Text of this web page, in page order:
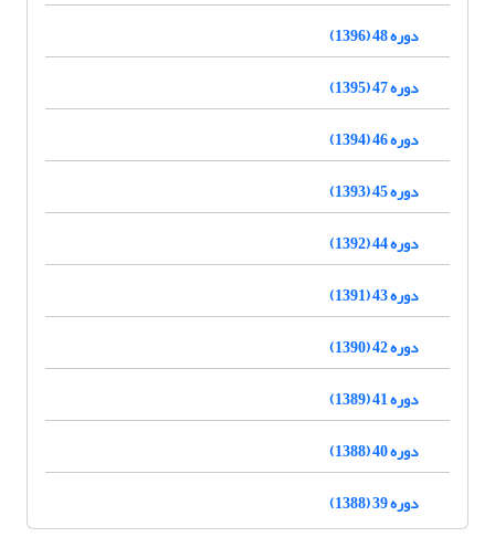
دوره 48 (1396)
دوره 47 (1395)
دوره 46 (1394)
دوره 45 (1393)
دوره 44 (1392)
دوره 43 (1391)
دوره 42 (1390)
دوره 41 (1389)
دوره 40 (1388)
دوره 39 (1388)